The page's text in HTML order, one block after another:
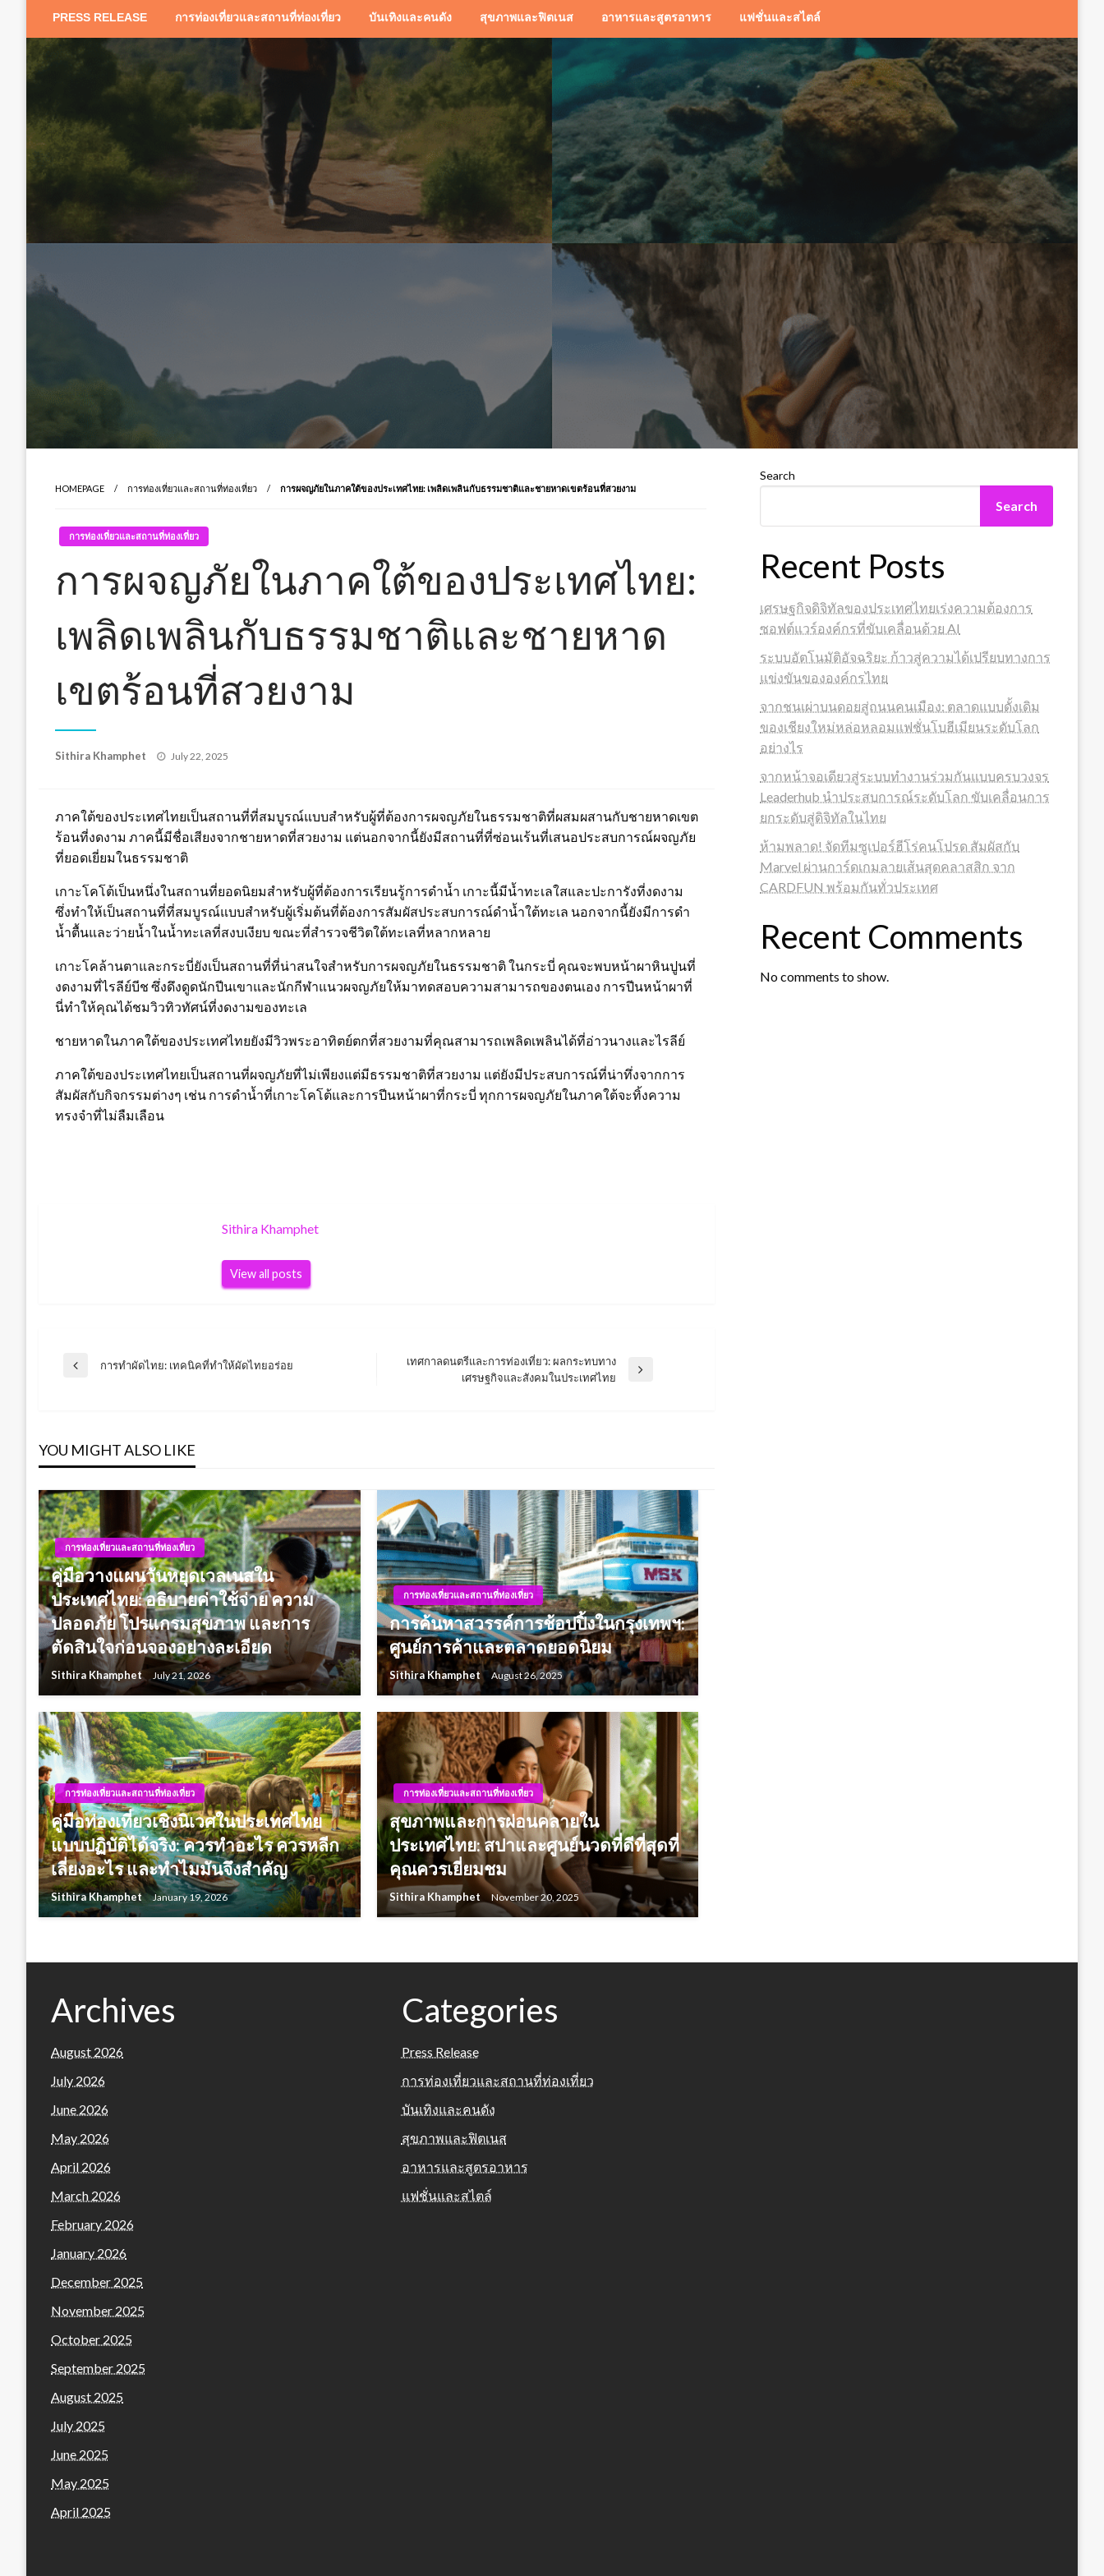
PRESS RELEASE การท่องเที่ยวและสถานที่ท่องเที่ยว บันเทิงและคนดัง สุขภาพและฟิตเนส อาหารและสูตรอาหาร แฟชั่นและสไตล์
HOMEPAGE การท่องเที่ยวและสถานที่ท่องเที่ยว การผจญภัยในภาคใต้ของประเทศไทย: เพลิดเพลินกับธรรมชาติและชายหาดเขตร้อนที่สวยงาม
การท่องเที่ยวและสถานที่ท่องเที่ยว
การผจญภัยในภาคใต้ของประเทศไทย:
เพลิดเพลินกับธรรมชาติและชายหาด
เขตร้อนที่สวยงาม
Sithira Khamphet
Posted
July 22, 2025
ภาคใต้ของประเทศไทยเป็นสถานที่ที่สมบูรณ์แบบสำหรับผู้ที่ต้องการผจญภัยในธรรมชาติที่ผสมผสานกับชายหาดเขต
ร้อนที่งดงาม ภาคนี้มีชื่อเสียงจากชายหาดที่สวยงาม แต่นอกจากนี้ยังมีสถานที่ที่ซ่อนเร้นที่เสนอประสบการณ์ผจญภัย
ที่ยอดเยี่ยมในธรรมชาติ
เกาะโคโต้เป็นหนึ่งในสถานที่ยอดนิยมสำหรับผู้ที่ต้องการเรียนรู้การดำน้ำ เกาะนี้มีน้ำทะเลใสและปะการังที่งดงาม
ซึ่งทำให้เป็นสถานที่ที่สมบูรณ์แบบสำหรับผู้เริ่มต้นที่ต้องการสัมผัสประสบการณ์ดำน้ำใต้ทะเล นอกจากนี้ยังมีการดำ
น้ำตื้นและว่ายน้ำในน้ำทะเลที่สงบเงียบ ขณะที่สำรวจชีวิตใต้ทะเลที่หลากหลาย
เกาะโคล้านตาและกระบี่ยังเป็นสถานที่ที่น่าสนใจสำหรับการผจญภัยในธรรมชาติ ในกระบี่ คุณจะพบหน้าผาหินปูนที่
งดงามที่ไรลีย์บีช ซึ่งดึงดูดนักปีนเขาและนักกีฬาแนวผจญภัยให้มาทดสอบความสามารถของตนเอง การปีนหน้าผาที่
นี่ทำให้คุณได้ชมวิวทิวทัศน์ที่งดงามของทะเล
ชายหาดในภาคใต้ของประเทศไทยยังมีวิวพระอาทิตย์ตกที่สวยงามที่คุณสามารถเพลิดเพลินได้ที่อ่าวนางและไรลีย์
ภาคใต้ของประเทศไทยเป็นสถานที่ผจญภัยที่ไม่เพียงแต่มีธรรมชาติที่สวยงาม แต่ยังมีประสบการณ์ที่น่าทึ่งจากการ
สัมผัสกับกิจกรรมต่างๆ เช่น การดำน้ำที่เกาะโคโต้และการปีนหน้าผาที่กระบี่ ทุกการผจญภัยในภาคใต้จะทิ้งความ
ทรงจำที่ไม่ลืมเลือน
Sithira Khamphet
View all posts
Post
Previous
การทำผัดไทย: เทคนิคที่ทำให้ผัดไทยอร่อย
เทศกาลดนตรีและการท่องเที่ยว: ผลกระทบทาง
เศรษฐกิจและสังคมในประเทศไทย
YOU MIGHT ALSO LIKE
การท่องเที่ยวและสถานที่ท่องเที่ยว
คู่มือวางแผนวันหยุดเวลเนสใน
ประเทศไทย: อธิบายค่าใช้จ่าย ความ
ปลอดภัย โปรแกรมสุขภาพ และการ
ตัดสินใจก่อนจองอย่างละเอียด
Sithira Khamphet July 21, 2026
การท่องเที่ยวและสถานที่ท่องเที่ยว
การค้นหาสวรรค์การช้อปปิ้งในกรุงเทพฯ:
ศูนย์การค้าและตลาดยอดนิยม
Sithira Khamphet August 26, 2025
การท่องเที่ยวและสถานที่ท่องเที่ยว
คู่มือท่องเที่ยวเชิงนิเวศในประเทศไทย
แบบปฏิบัติได้จริง: ควรทำอะไร ควรหลีก
เลี่ยงอะไร และทำไมมันจึงสำคัญ
Sithira Khamphet January 19, 2026
การท่องเที่ยวและสถานที่ท่องเที่ยว
สุขภาพและการผ่อนคลายใน
ประเทศไทย: สปาและศูนย์นวดที่ดีที่สุดที่
คุณควรเยี่ยมชม
Sithira Khamphet November 20, 2025
Search
Search
Recent Posts
เศรษฐกิจดิจิทัลของประเทศไทยเร่งความต้องการ
ซอฟต์แวร์องค์กรที่ขับเคลื่อนด้วย AI
ระบบอัตโนมัติอัจฉริยะ ก้าวสู่ความได้เปรียบทางการ
แข่งขันขององค์กรไทย
จากชนเผ่าบนดอยสู่ถนนคนเมือง: ตลาดแบบดั้งเดิม
ของเชียงใหม่หล่อหลอมแฟชั่นโบฮีเมียนระดับโลก
อย่างไร
จากหน้าจอเดียวสู่ระบบทำงานร่วมกันแบบครบวงจร
Leaderhub นำประสบการณ์ระดับโลก ขับเคลื่อนการ
ยกระดับสู่ดิจิทัลในไทย
ห้ามพลาด! จัดทีมซูเปอร์ฮีโร่คนโปรด สัมผัสกับ
Marvel ผ่านการ์ดเกมลายเส้นสุดคลาสสิก จาก
CARDFUN พร้อมกันทั่วประเทศ
Recent Comments
No comments to show.
Archives
August 2026
July 2026
June 2026
May 2026
April 2026
March 2026
February 2026
January 2026
December 2025
November 2025
October 2025
September 2025
August 2025
July 2025
June 2025
May 2025
April 2025
Categories
Press Release
การท่องเที่ยวและสถานที่ท่องเที่ยว
บันเทิงและคนดัง
สุขภาพและฟิตเนส
อาหารและสูตรอาหาร
แฟชั่นและสไตล์